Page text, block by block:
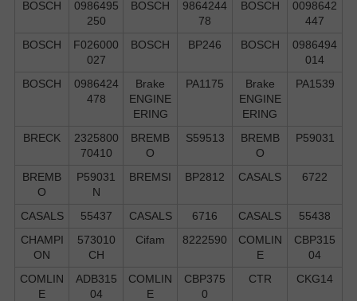
BOSCH
0986495
250
BOSCH
9864244
78
BOSCH
0098642
447
BOSCH
F026000
027
BOSCH BP246 BOSCH
0986494
014
BOSCH
0986424
478
Brake
ENGINE
ERING
PA1175
Brake
ENGINE
ERING
PA1539
BRECK
2325800
70410
BREMB
O
S59513
BREMB
O
P59031
BREMB
O
P59031
N
BREMSI BP2812 CASALS 6722
CASALS 55437 CASALS 6716 CASALS
55438
CHAMPI
ON
573010
CH
Cifam 8222590
COMLIN
E
CBP315
04
COMLIN
E
ADB315
04
COMLIN
E
CBP375
0
CTR CKG14